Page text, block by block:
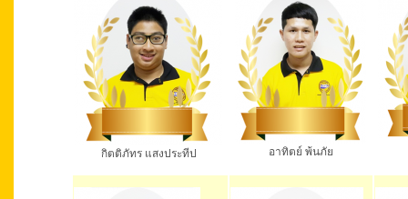
กิตติภัทร แสงประทีป อาทิตย์ พ้นภัย